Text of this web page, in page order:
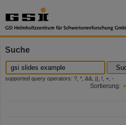
Suche
supported query operators: ?, *, &&, ||, !, +, -
Sortierung: